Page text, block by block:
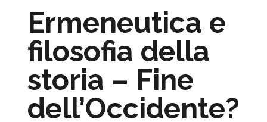
Ermeneutica e
filosofia della
storia – Fine
dell’Occidente?